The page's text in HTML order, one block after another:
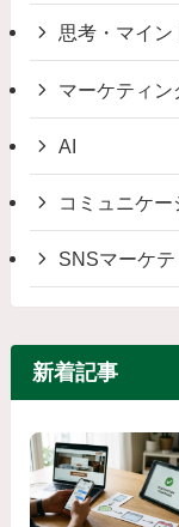
思考・マイン
マーケティン
AI
コミュニケー
SNSマーケ
新着記事